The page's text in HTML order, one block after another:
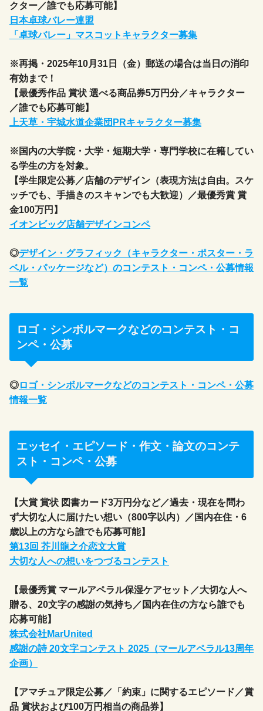
クター／誰でも応募可能】
日本卓球バレー連盟
「卓球バレー」マスコットキャラクター募集
※再掲・2025年10月31日（金）郵送の場合は当日の消印
有効まで！
【最優秀作品 賞状 選べる商品券5万円分／キャラクター
／誰でも応募可能】
上天草・宇城水道企業団PRキャラクター募集
※国内の大学院・大学・短期大学・専門学校に在籍してい
る学生の方を対象。
【学生限定公募／店舗のデザイン（表現方法は自由。スケ
ッチでも、手描きのスキャンでも大歓迎）／最優秀賞 賞
金100万円】
イオンビッグ店舗デザインコンペ
◎デザイン・グラフィック（キャラクター・ポスター・ラ
ベル・パッケージなど）のコンテスト・コンペ・公募情報
一覧
ロゴ・シンボルマークなどのコンテスト・コ
ンペ・公募
◎ロゴ・シンボルマークなどのコンテスト・コンペ・公募
情報一覧
エッセイ・エピソード・作文・論文のコンテ
スト・コンペ・公募
【大賞 賞状 図書カード3万円分など／過去・現在を問わ
ず大切な人に届けたい想い（800字以内）／国内在住・6
歳以上の方なら誰でも応募可能】
第13回 芥川龍之介恋文大賞
大切な人への想いをつづるコンテスト
【最優秀賞 マールアペラル保湿ケアセット／大切な人へ
贈る、20文字の感謝の気持ち／国内在住の方なら誰でも
応募可能】
株式会社MarUnited
感謝の詩 20文字コンテスト 2025（マールアペラル13周年
企画）
【アマチュア限定公募／「約束」に関するエピソード／賞
品 賞状および100万円相当の商品券】